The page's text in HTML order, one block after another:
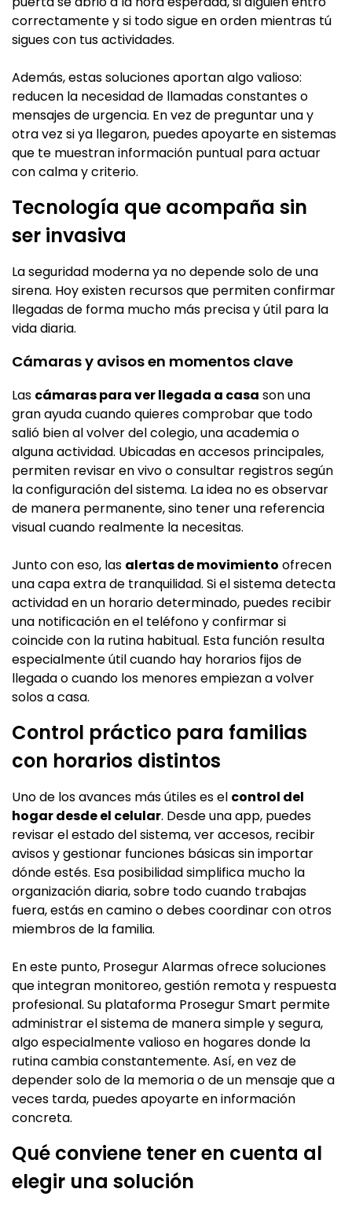
correctamente y si todo sigue en orden mientras tú
sigues con tus actividades.
Además, estas soluciones aportan algo valioso:
reducen la necesidad de llamadas constantes o
mensajes de urgencia. En vez de preguntar una y
otra vez si ya llegaron, puedes apoyarte en sistemas
que te muestran información puntual para actuar
con calma y criterio.
Tecnología que acompaña sin
ser invasiva
La seguridad moderna ya no depende solo de una
sirena. Hoy existen recursos que permiten confirmar
llegadas de forma mucho más precisa y útil para la
vida diaria.
Cámaras y avisos en momentos clave
Las cámaras para ver llegada a casa son una
gran ayuda cuando quieres comprobar que todo
salió bien al volver del colegio, una academia o
alguna actividad. Ubicadas en accesos principales,
permiten revisar en vivo o consultar registros según
la configuración del sistema. La idea no es observar
de manera permanente, sino tener una referencia
visual cuando realmente la necesitas.
Junto con eso, las alertas de movimiento ofrecen
una capa extra de tranquilidad. Si el sistema detecta
actividad en un horario determinado, puedes recibir
una notificación en el teléfono y confirmar si
coincide con la rutina habitual. Esta función resulta
especialmente útil cuando hay horarios fijos de
llegada o cuando los menores empiezan a volver
solos a casa.
Control práctico para familias
con horarios distintos
Uno de los avances más útiles es el control del
hogar desde el celular. Desde una app, puedes
revisar el estado del sistema, ver accesos, recibir
avisos y gestionar funciones básicas sin importar
dónde estés. Esa posibilidad simplifica mucho la
organización diaria, sobre todo cuando trabajas
fuera, estás en camino o debes coordinar con otros
miembros de la familia.
En este punto, Prosegur Alarmas ofrece soluciones
que integran monitoreo, gestión remota y respuesta
profesional. Su plataforma Prosegur Smart permite
administrar el sistema de manera simple y segura,
algo especialmente valioso en hogares donde la
rutina cambia constantemente. Así, en vez de
depender solo de la memoria o de un mensaje que a
veces tarda, puedes apoyarte en información
concreta.
Qué conviene tener en cuenta al
elegir una solución